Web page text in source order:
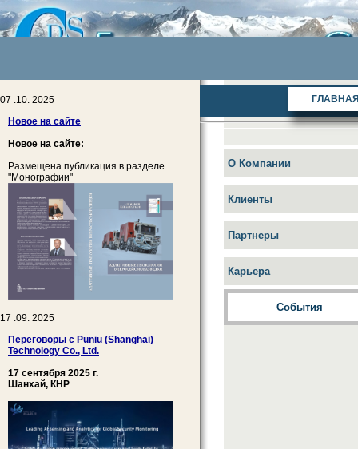
07 .10. 2025
Новое на сайте
Новое на сайте:
Размещена публикация в разделе
"Монографии"
17 .09. 2025
Переговоры с Puniu (Shanghai)
Technology Co., Ltd.
17 сентября 2025 г.
Шанхай, КНР
О Компании
Клиенты
Партнеры
Карьера
События